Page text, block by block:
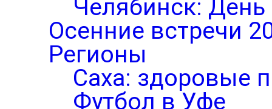
Челябинск: День
Осенние встречи
Регионы
Саха: здоровые
Футбол в Уфе